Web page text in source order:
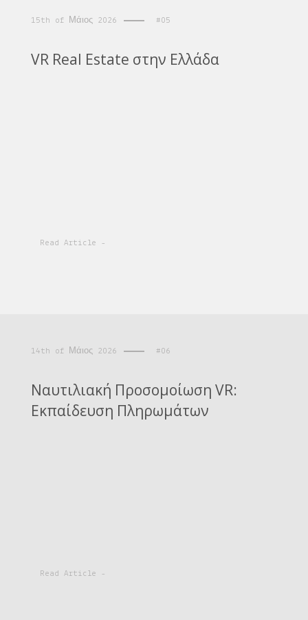
15th of Μάιος 2026 #05
VR Real Estate στην Ελλάδα
Read Article -
14th of Μάιος 2026 #06
Ναυτιλιακή Προσομοίωση VR:
Εκπαίδευση Πληρωμάτων
Read Article -